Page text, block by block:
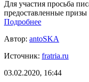
Для участия просьба
предоставленные призы
Подробнее
Автор: antoSKA
Источник: fratria.ru
03.02.2020, 16:44